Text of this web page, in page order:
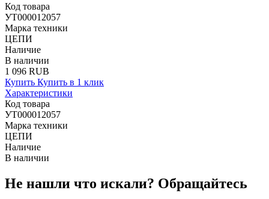
Код товара
УТ000012057
Марка техники
ЦЕПИ
Наличие
В наличии
1 096 RUB
Купить Купить в 1 клик
Характеристики
Код товара
УТ000012057
Марка техники
ЦЕПИ
Наличие
В наличии
Не нашли что искали? Обращайтесь